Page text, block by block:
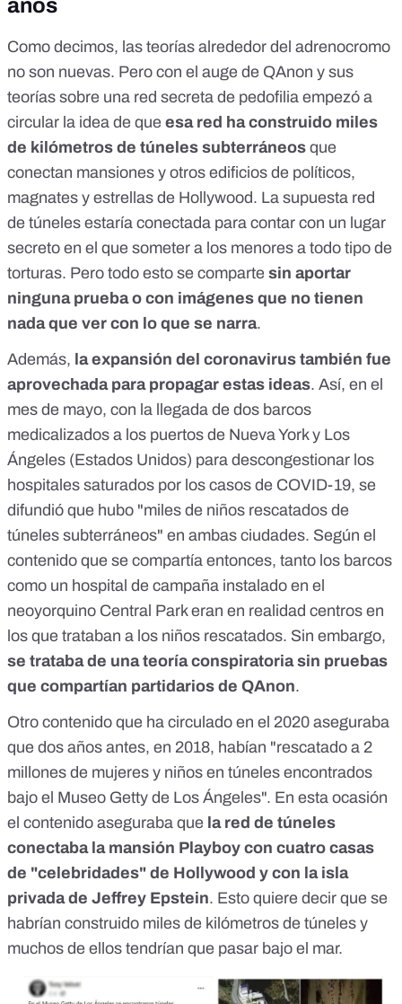
años
Como decimos, las teorías alrededor del adrenocromo
no son nuevas. Pero con el auge de QAnon y sus
teorías sobre una red secreta de pedofilia empezó a
circular la idea de que esa red ha construido miles
de kilómetros de túneles subterráneos que
conectan mansiones y otros edificios de políticos,
magnates y estrellas de Hollywood. La supuesta red
de túneles estaría conectada para contar con un lugar
secreto en el que someter a los menores a todo tipo de
torturas. Pero todo esto se comparte sin aportar
ninguna prueba o con imágenes que no tienen
nada que ver con lo que se narra.
Además, la expansión del coronavirus también fue
aprovechada para propagar estas ideas. Así, en el
mes de mayo, con la llegada de dos barcos
medicalizados a los puertos de Nueva York y Los
Ángeles (Estados Unidos) para descongestionar los
hospitales saturados por los casos de COVID-19, se
difundió que hubo "miles de niños rescatados de
túneles subterráneos" en ambas ciudades. Según el
contenido que se compartía entonces, tanto los barcos
como un hospital de campaña instalado en el
neoyorquino Central Park eran en realidad centros en
los que trataban a los niños rescatados. Sin embargo,
se trataba de una teoría conspiratoria sin pruebas
que compartían partidarios de QAnon.
Otro contenido que ha circulado en el 2020 aseguraba
que dos años antes, en 2018, habían "rescatado a 2
millones de mujeres y niños en túneles encontrados
bajo el Museo Getty de Los Ángeles". En esta ocasión
el contenido aseguraba que la red de túneles
conectaba la mansión Playboy con cuatro casas
de "celebridades" de Hollywood y con la isla
privada de Jeffrey Epstein. Esto quiere decir que se
habrían construido miles de kilómetros de túneles y
muchos de ellos tendrían que pasar bajo el mar.